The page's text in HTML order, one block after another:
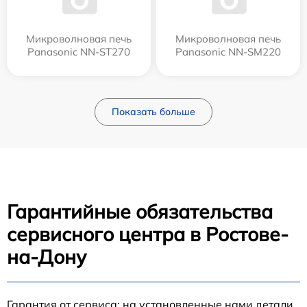
Микроволновая печь
Panasonic NN-ST270
Микроволновая печь
Panasonic NN-SM220
Показать больше
Гарантийные обязательства
сервисного центра в Ростове-
на-Дону
Гарантия от сервиса: на установленные нами детали